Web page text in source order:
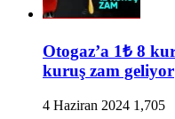
Otogaz’a 1₺ 8
kuruş zam geliyor
4 Haziran 2024 1,705